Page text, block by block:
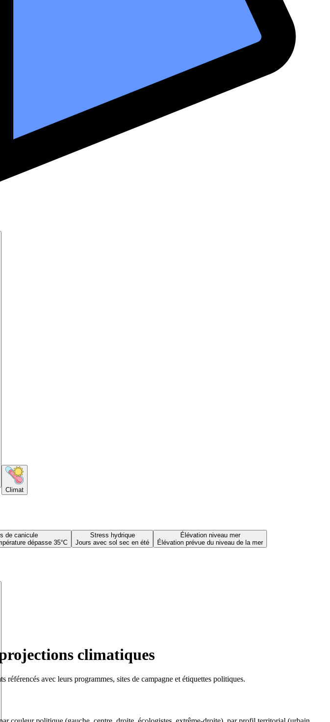
Climat
de canicule
dépasse 35°C
Stress hydrique
Jours avec sol sec en été
Élévation niveau mer
Élévation prévue du niveau de la mer
climatiques
avec leurs programmes, sites de campagne et étiquettes politiques.